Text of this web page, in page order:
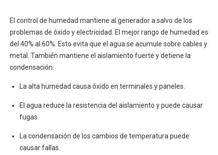
El control de humedad mantiene al generador a salvo de los
problemas de óxido y electricidad. El mejor rango de humedad es
del 40% al 60%. Esto evita que el agua se acumule sobre cables y
metal. También mantiene el aislamiento fuerte y detiene la
condensación.
La alta humedad causa óxido en terminales y paneles.
El agua reduce la resistencia del aislamiento y puede causar
fugas.
La condensación de los cambios de temperatura puede
causar fallas.